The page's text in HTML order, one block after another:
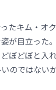
たキム・オ
が目立った
ぼどぼと入
のではない